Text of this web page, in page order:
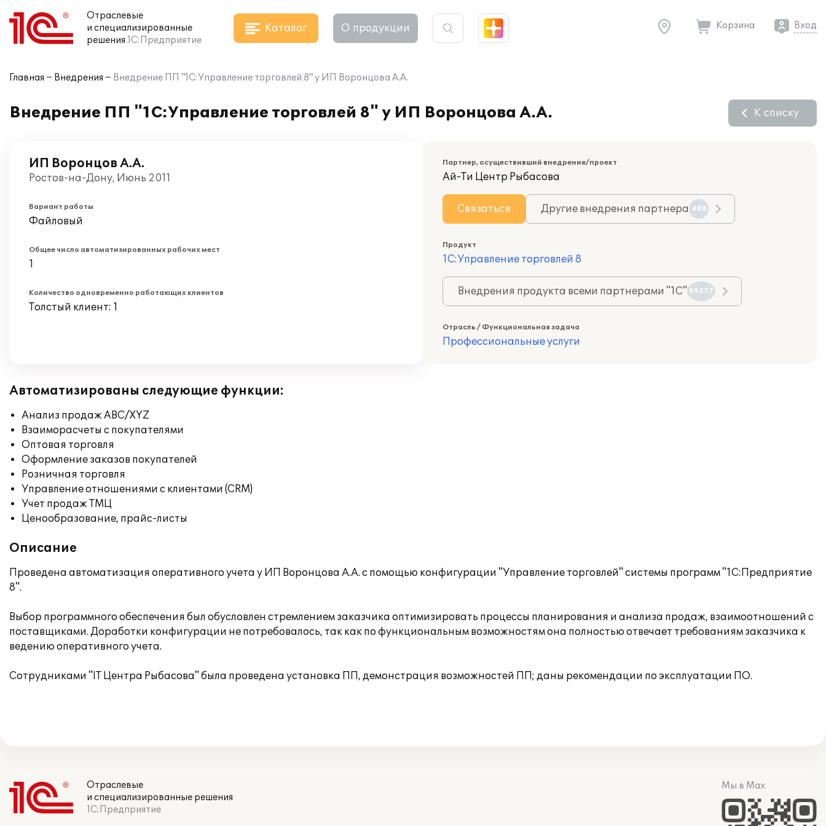
Отраслевые
и специализированные
решения 1С:Предприятие
Каталог О продукции Корзина Вход
Главная Внедрения Внедрение ПП "1С:Управление торговлей 8" у ИП Воронцова А.А.
Внедрение ПП "1С:Управление торговлей 8" у ИП Воронцова А.А. К списку
ИП Воронцов А.А.
Ростов-на-Дону, Июнь 2011
Вариант работы
Файловый
Общее число автоматизированных рабочих мест
1
Количество одновременно работающих клиентов
Толстый клиент: 1
Партнер, осуществивший внедрение/проект
Ай-Ти Центр Рыбасова
Связаться Другие внедрения партнера 488
Продукт
1С:Управление торговлей 8
Внедрения продукта всеми партнерами "1С" 89277
Отрасль / Функциональная задача
Профессиональные услуги
Автоматизированы следующие функции:
Анализ продаж ABC/XYZ
Взаиморасчеты с покупателями
Оптовая торговля
Оформление заказов покупателей
Розничная торговля
Управление отношениями с клиентами (CRM)
Учет продаж ТМЦ
Ценообразование, прайс-листы
Описание
Проведена автоматизация оперативного учета у ИП Воронцова А.А. с помощью конфигурации "Управление торговлей" системы программ "1С:Предприятие
8".
Выбор программного обеспечения был обусловлен стремлением заказчика оптимизировать процессы планирования и анализа продаж, взаимоотношений с
поставщиками. Доработки конфигурации не потребовалось, так как по функциональным возможностям она полностью отвечает требованиям заказчика к
ведению оперативного учета.
Сотрудниками "IT Центра Рыбасова" была проведена установка ПП, демонстрация возможностей ПП; даны рекомендации по эксплуатации ПО.
Отраслевые
и специализированные решения
1С:Предприятие
Мы в Max